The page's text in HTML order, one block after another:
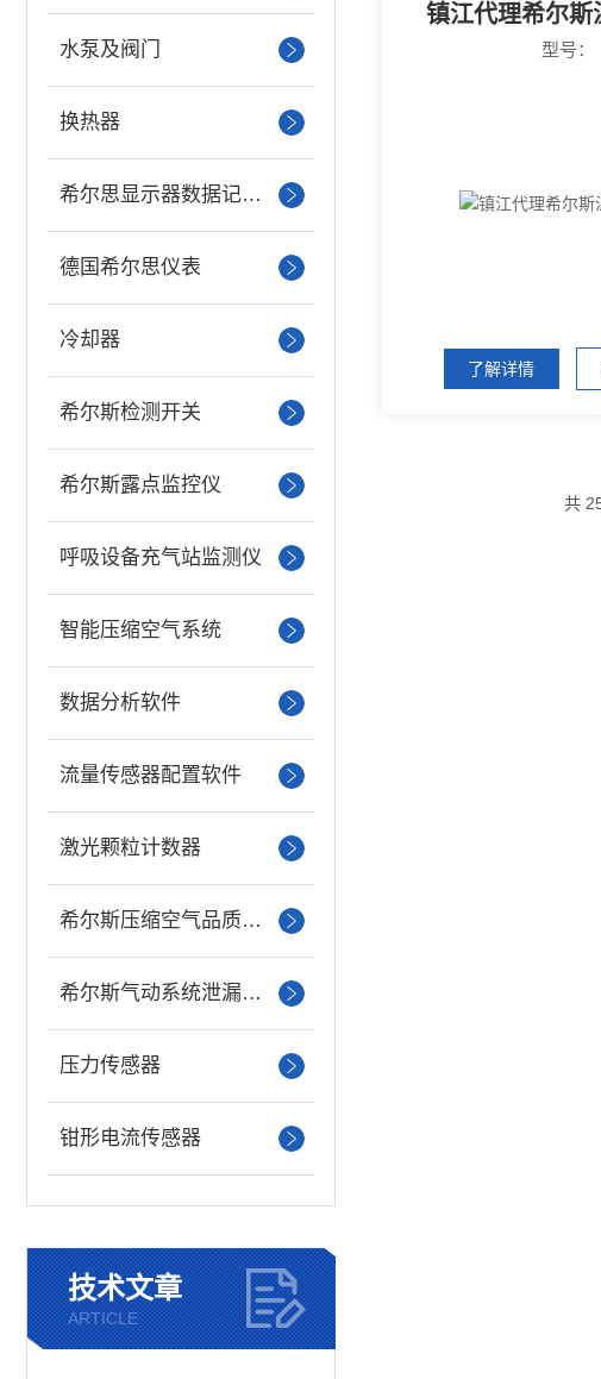
水泵及阀门
换热器
希尔思显示器数据记录仪
德国希尔思仪表
冷却器
希尔斯检测开关
希尔斯露点监控仪
呼吸设备充气站监测仪
智能压缩空气系统
数据分析软件
流量传感器配置软件
激光颗粒计数器
希尔斯压缩空气品质分析仪
希尔斯气动系统泄漏检测仪
压力传感器
钳形电流传感器
技术文章
ARTICLE
镇江代理希尔斯
型号：
了解详情
共